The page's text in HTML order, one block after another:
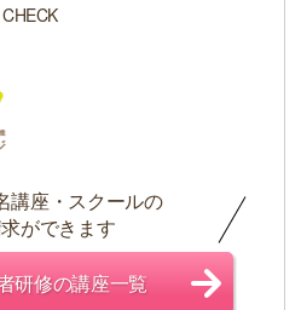
CHECK
講座・スクールの
ができます
研修の講座一覧